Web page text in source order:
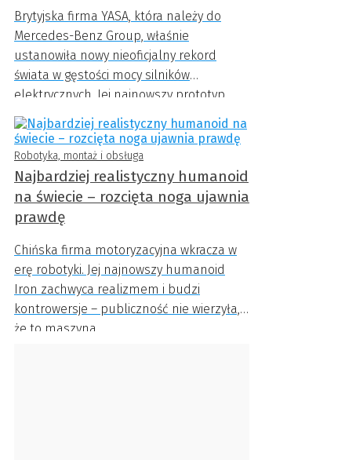
Brytyjska firma YASA, która należy do
Mercedes-Benz Group, właśnie
ustanowiła nowy nieoficjalny rekord
świata w gęstości mocy silników
elektrycznych. Jej najnowszy prototyp
osiągnął zawrotną wartość 59 kW/kg – to
niemal o połowę więcej niż wcześniejsze
osiągnięcie tej samej firmy.
Robotyka, montaż i obsługa
Najbardziej realistyczny humanoid
na świecie – rozcięta noga ujawnia
prawdę
Chińska firma motoryzacyjna wkracza w
erę robotyki. Jej najnowszy humanoid
Iron zachwyca realizmem i budzi
kontrowersje – publiczność nie wierzyła,
że to maszyna.